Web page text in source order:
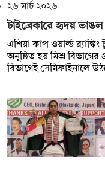
২৬ মার্চ ২০২৬
টাইব্রেকারে হৃদয় ভাঙল
এশিয়া কাপ ওয়ার্ল্ড
অনুষ্ঠিত হয় মিশ্র
বিভাগেই সেমিফাইনালে